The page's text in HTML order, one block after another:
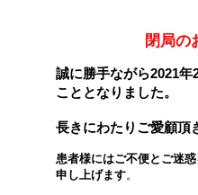
閉局の
誠に勝手ながら2021
こととなりました。
長きにわたりご愛顧頂
患者様にはご不便とご迷
申し上げます。